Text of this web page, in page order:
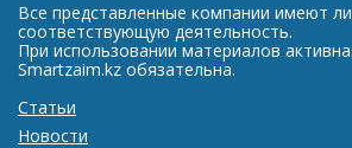
Все представленные компании имеют
соответствующую деятельность.
При использовании материалов
Smartzaim.kz обязательна.
Статьи
Новости